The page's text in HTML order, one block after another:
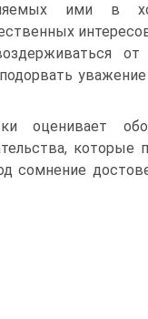
ими в
от
оценивает
которые
сомнение